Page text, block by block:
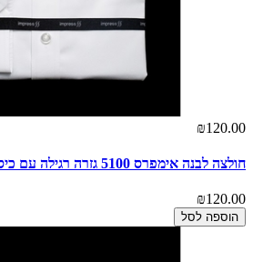
₪120.00
חולצה לבנה אימפרס 5100 גזרה רגילה עם כיס צווארון אמריקאי
₪120.00
הוספה לסל